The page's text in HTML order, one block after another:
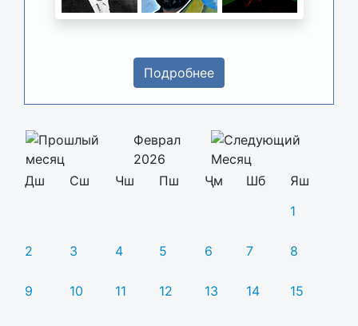
Подробнее
Феврал
2026
Дш
Сш Чш Пш Ҷм Шб
Яш
1
2 3 4 5 6 7 8
9 10 11 12 13 14 15